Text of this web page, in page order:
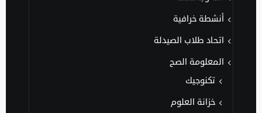
أنشطة خرافية
اتحاد طلاب الصيدلة
المعلومة الصح
تكنوجيك
خزانة العلوم